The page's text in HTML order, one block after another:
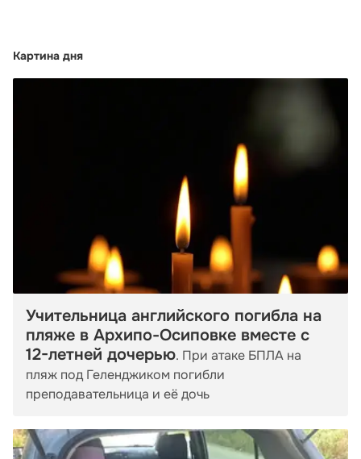
Картина дня
Учительница английского погибла на
пляже в Архипо-Осиповке вместе с
12-летней дочерью. При атаке БПЛА на
пляж под Геленджиком погибли
преподавательница и её дочь